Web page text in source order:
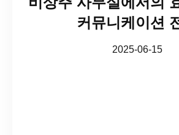
커뮤니케이션
2025-06-15